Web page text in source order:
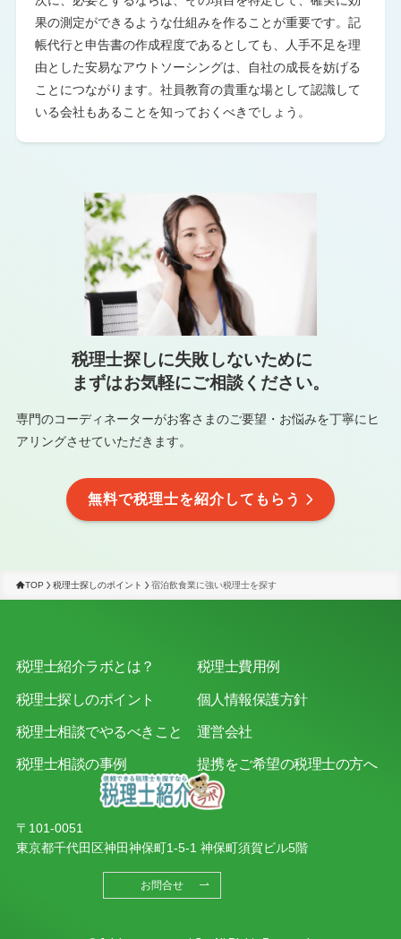
果の測定ができるような仕組みを作ることが重要です。記
帳代行と申告書の作成程度であるとしても、人手不足を理
由とした安易なアウトソーシングは、自社の成長を妨げる
ことにつながります。社員教育の貴重な場として認識して
いる会社もあることを知っておくべきでしょう。
税理士探しに失敗しないために
まずはお気軽にご相談ください。
専門のコーディネーターがお客さまのご要望・お悩みを丁寧にヒ
アリングさせていただきます。
無料で税理士を紹介してもらう
TOP 税理士探しのポイント 宿泊飲食業に強い税理士を探す
税理士紹介ラボとは？
税理士探しのポイント
税理士相談でやるべきこと
税理士相談の事例
税理士費用例
個人情報保護方針
運営会社
提携をご希望の税理士の方へ
〒101-0051
東京都千代田区神田神保町1-5-1 神保町須賀ビル5階
お問合せ